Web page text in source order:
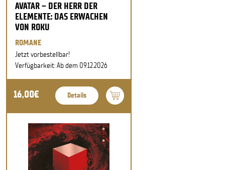
AVATAR – DER HERR DER
ELEMENTE: DAS ERWACHEN
VON ROKU
ROMANE
Jetzt vorbestellbar!
Verfügbarkeit: Ab dem 09.12.2026
16,00€ Details